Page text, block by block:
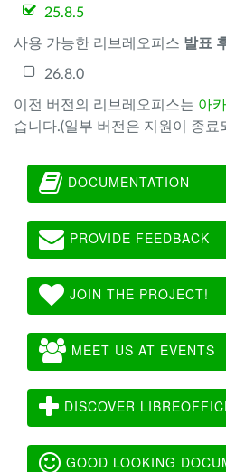
25.8.5
사용 가능한 리브레오피스 발표
26.8.0
이전 버전의 리브레오피스는 아
습니다.(일부 버전은 지원이 종료
DOCUMENTATION
PROVIDE FEEDBACK
JOIN THE PROJECT!
MEET US AT EVENTS
DISCOVER
GOOD LOOKING